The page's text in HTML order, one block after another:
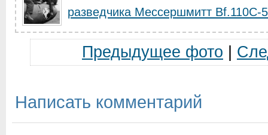
разведчика Мессершмитт Bf.110C-5
Предыдущее фото
Написать комментарий